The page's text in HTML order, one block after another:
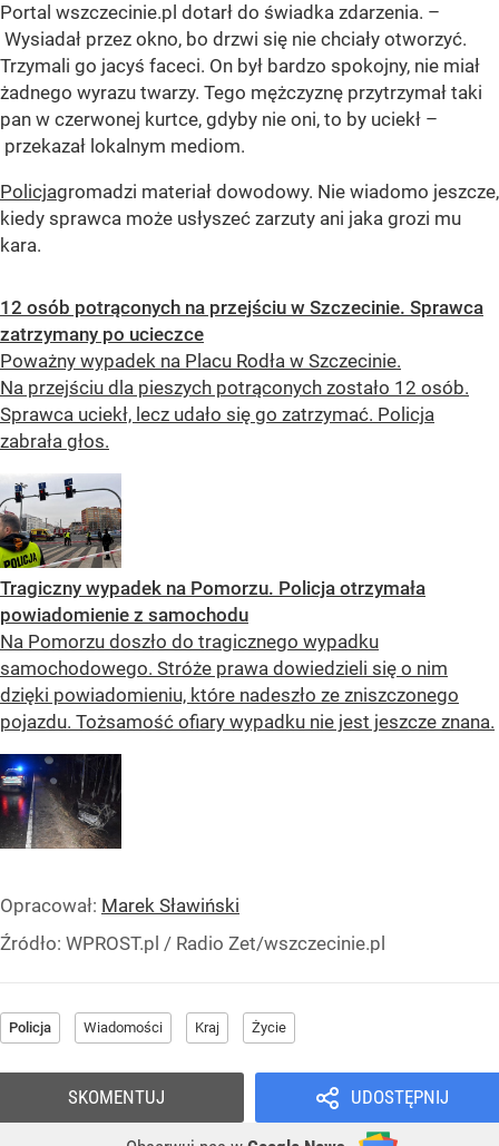
Portal wszczecinie.pl dotarł do świadka zdarzenia. –
Wysiadał przez okno, bo drzwi się nie chciały otworzyć.
Trzymali go jacyś faceci. On był bardzo spokojny, nie miał
żadnego wyrazu twarzy. Tego mężczyznę przytrzymał taki
pan w czerwonej kurtce, gdyby nie oni, to by uciekł –
przekazał lokalnym mediom.
Policjagromadzi materiał dowodowy. Nie wiadomo jeszcze,
kiedy sprawca może usłyszeć zarzuty ani jaka grozi mu
kara.
12 osób potrąconych na przejściu w Szczecinie. Sprawca
zatrzymany po ucieczce
Poważny wypadek na Placu Rodła w Szczecinie.
Na przejściu dla pieszych potrąconych zostało 12 osób.
Sprawca uciekł, lecz udało się go zatrzymać. Policja
zabrała głos.
Tragiczny wypadek na Pomorzu. Policja otrzymała
powiadomienie z samochodu
Na Pomorzu doszło do tragicznego wypadku
samochodowego. Stróże prawa dowiedzieli się o nim
dzięki powiadomieniu, które nadeszło ze zniszczonego
pojazdu. Tożsamość ofiary wypadku nie jest jeszcze znana.
Opracował: Marek Sławiński
Źródło: WPROST.pl / Radio Zet/wszczecinie.pl
Policja Wiadomości Kraj Życie
UDOSTĘPNIJ
SKOMENTUJ